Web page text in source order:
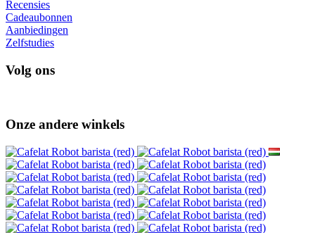
Recensies
Cadeaubonnen
Aanbiedingen
Zelfstudies
Volg ons
Onze andere winkels